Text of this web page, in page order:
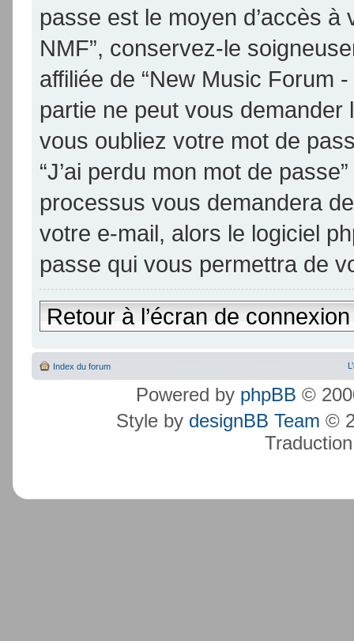
passe est le moyen d’accès
NMF”, conservez-le
affiliée de “New Music Forum
partie ne peut vous
vous oubliez votre mot de
“J’ai perdu mon mot de
processus vous demandera
votre e-mail, alors le logiciel
passe qui vous permettra de
Retour à l’écran de connexion
Index du forum
Powered by phpBB ©
Style by designBB Team ©